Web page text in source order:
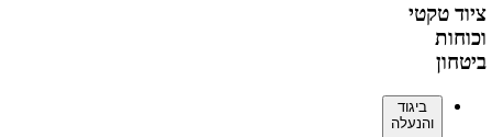
ציוד טקטי
וכוחות
ביטחון
ביגוד
והנעלה